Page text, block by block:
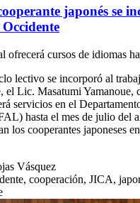
japonés se
Occidente
ofrecerá cursos de idiomas
lectivo se incorporó al
el Lic. Masatumi Yamanoue,
servicios en el
hasta el mes de julio del
los cooperantes japoneses
Vásquez
cooperación, JICA,